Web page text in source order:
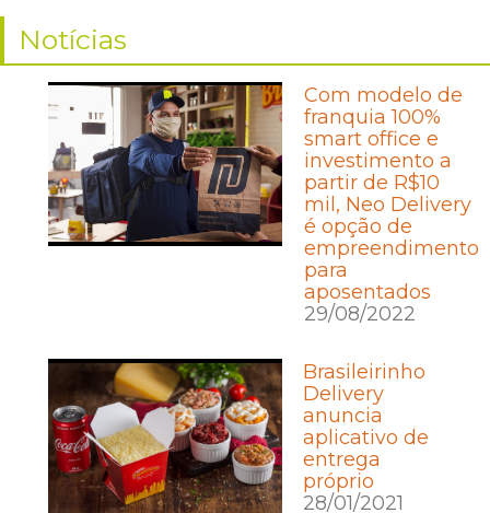
Notícias
Com modelo de
franquia 100%
smart office e
investimento a
partir de R$10
mil, Neo Delivery
é opção de
empreendimento
para
aposentados
29/08/2022
Brasileirinho
Delivery
anuncia
aplicativo de
entrega
próprio
28/01/2021